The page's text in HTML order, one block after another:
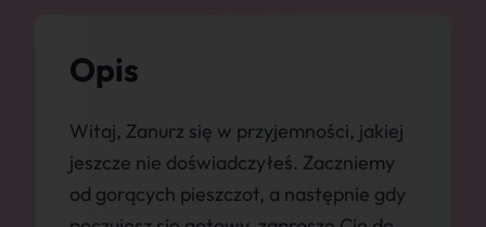
Opis
Witaj, Zanurz się w przyjemności, jakiej
jeszcze nie doświadczyłeś. Zaczniemy
od gorących pieszczot, a następnie gdy